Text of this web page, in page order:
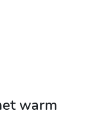
warm